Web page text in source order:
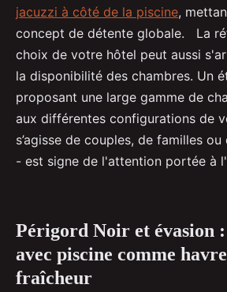
jacuzzi à côté de la piscine,
concept de détente globale. La
choix de votre hôtel peut aussi
la disponibilité des chambres. Un
proposant une large gamme de
aux différentes configurations de
s’agisse de couples, de familles
- est signe de l'attention portée à
Périgord Noir et évasion :
avec piscine comme
fraîcheur